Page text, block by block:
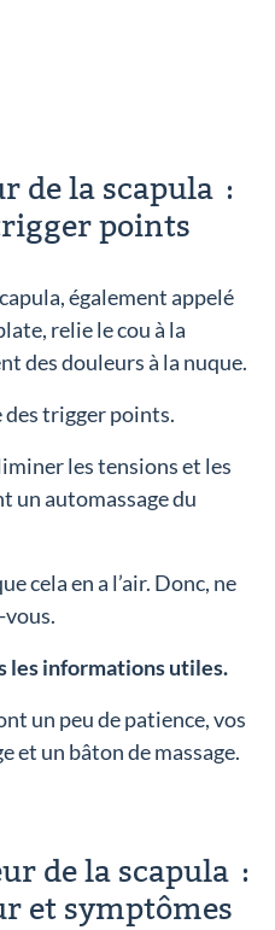
de la scapula :
points
également appelé
relie le cou à la
des douleurs à la nuque.
trigger points.
les tensions et les
un automassage du
cela en a l’air. Donc, ne
vous.
les informations utiles.
un peu de patience, vos
et un bâton de massage.
de la scapula :
et symptômes